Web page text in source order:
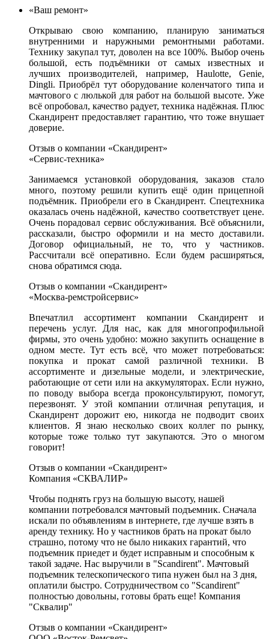
«Ваш ремонт»
Открываю свою компанию, планирую заниматься
внутренними и наружными ремонтными работами.
Технику закупал тут, доволен на все 100%. Выбор очень
большой, есть подъёмники от самых известных и
лучших производителей, например, Haulotte, Genie,
Dingli. Приобрёл тут оборудование коленчатого типа и
мачтового с люлькой для работ на большой высоте. Уже
всё опробовал, качество радует, техника надёжная. Плюс
Скандирент предоставляет гарантию, что тоже внушает
доверие.
Отзыв о компании «Скандирент»
«Сервис-техника»
Занимаемся установкой оборудования, заказов стало
много, поэтому решили купить ещё один прицепной
подъёмник. Приобрели его в Скандирент. Спецтехника
оказалась очень надёжной, качество соответствует цене.
Очень порадовал сервис обслуживания. Всё объяснили,
рассказали, быстро оформили и на место доставили.
Договор официальный, не то, что у частников.
Рассчитали всё оперативно. Если будем расширяться,
снова обратимся сюда.
Отзыв о компании «Скандирент»
«Москва-ремстройсервис»
Впечатлил ассортимент компании Скандирент и
перечень услуг. Для нас, как для многопрофильной
фирмы, это очень удобно: можно закупить оснащение в
одном месте. Тут есть всё, что может потребоваться:
покупка и прокат самой различной техники. В
ассортименте и дизельные модели, и электрические,
работающие от сети или на аккумуляторах. Если нужно,
по поводу выбора всегда проконсультируют, помогут,
перезвонят. У этой компании отличная репутация, и
Скандирент дорожит ею, никогда не подводит своих
клиентов. Я знаю несколько своих коллег по рынку,
которые тоже только тут закупаются. Это о многом
говорит!
Отзыв о компании «Скандирент»
Компания «СКВАЛИР»
Чтобы поднять груз на большую высоту, нашей
компании потребовался мачтовый подъемник. Сначала
искали по объявлениям в интернете, где лучше взять в
аренду технику. Но у частников брать на прокат было
страшно, потому что не было никаких гарантий, что
подъемник приедет и будет исправным и способным к
такой задаче. Нас выручили в "Scandirent". Мачтовый
подъемник телескопического типа нужен был на 3 дня,
оплатили быстро. Сотрудничеством со "Scandirent"
полностью довольны, готовы брать еще! Компания
"Сквалир"
Отзыв о компании «Скандирент»